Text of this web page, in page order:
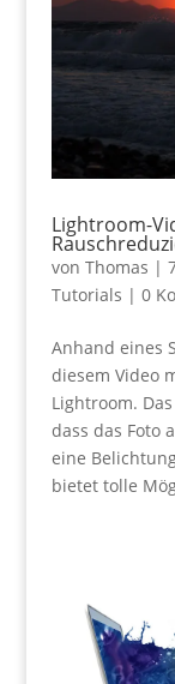
Lightroom-
von Thomas |
Tutorials | 0
Anhand eines
diesem Video
Lightroom.
dass das Foto
eine
bietet tolle